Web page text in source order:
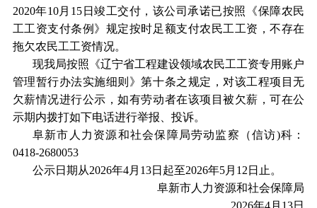
2020年10月15日竣工交付，该公司承诺已按照《保障农民
工工资支付条例》规定按时足额支付农民工工资，不存在
拖欠农民工工资情况。
现我局按照《辽宁省工程建设领域农民工工资专用账户
管理暂行办法实施细则》第十条之规定，对该工程项目无
欠薪情况进行公示，如有劳动者在该项目被欠薪，可在公
示期内拨打如下电话进行举报、投诉。
阜新市人力资源和社会保障局劳动监察（信访)科：
0418-2680053
公示日期从2026年4月13日起至2026年5月12日止。
阜新市人力资源和社会保障局
2026年4月13日